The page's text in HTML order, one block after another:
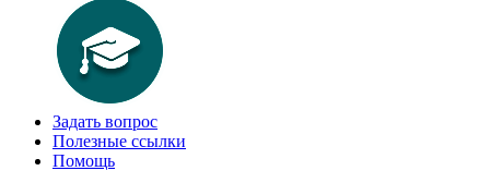
Задать вопрос
Полезные ссылки
Помощь